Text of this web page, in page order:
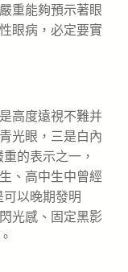
重能夠預示著眼
眼病，必定要實
高度遠視不難并
光眼，三是白內
的表示之一，
、高中生中曾經
以晚期發明
光感、固定黑影